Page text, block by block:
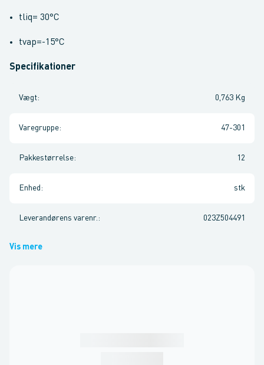
tliq= 30°C
tvap=-15°C
Specifikationer
Vægt: 0,763 Kg
Varegruppe: 47-301
Pakkestørrelse: 12
Enhed : stk
Leverandørens varenr. : 023Z504491
Vis mere